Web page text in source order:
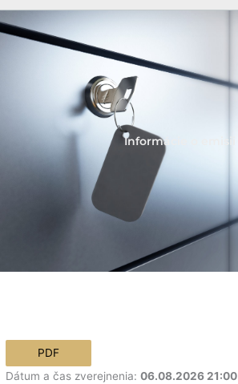
Informácie o emisii
Dátum a čas zverejnenia:06.08.2026 21:00